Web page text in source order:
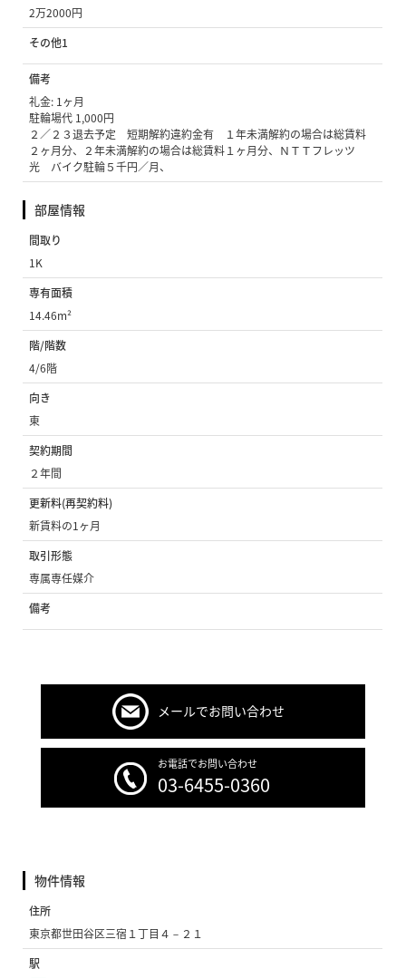
2万2000円
その他1
備考
礼金: 1ヶ月
駐輪場代 1,000円
２／２３退去予定 短期解約違約金有 １年未満解約の場合は総賃料
２ヶ月分、２年未満解約の場合は総賃料１ヶ月分、ＮＴＴフレッツ
光 バイク駐輪５千円／月、
部屋情報
間取り
1K
専有面積
14.46m²
階/階数
4/6階
向き
東
契約期間
２年間
更新料(再契約料)
新賃料の1ヶ月
取引形態
専属専任媒介
備考
メールでお問い合わせ
お電話でお問い合わせ
03-6455-0360
物件情報
住所
東京都世田谷区三宿１丁目４－２１
駅